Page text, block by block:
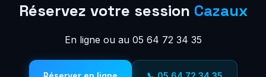
Réservez votre session Cazaux
En ligne ou au 05 64 72 34 35